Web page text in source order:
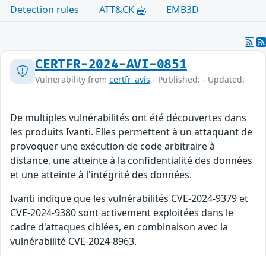
Detection rules
ATT&CK EMB3D
CERTFR-2024-AVI-0851
Vulnerability from certfr_avis - Published: - Updated:
De multiples vulnérabilités ont été découvertes dans
les produits Ivanti. Elles permettent à un attaquant de
provoquer une exécution de code arbitraire à
distance, une atteinte à la confidentialité des données
et une atteinte à l'intégrité des données.
Ivanti indique que les vulnérabilités CVE-2024-9379 et
CVE-2024-9380 sont activement exploitées dans le
cadre d'attaques ciblées, en combinaison avec la
vulnérabilité CVE-2024-8963.